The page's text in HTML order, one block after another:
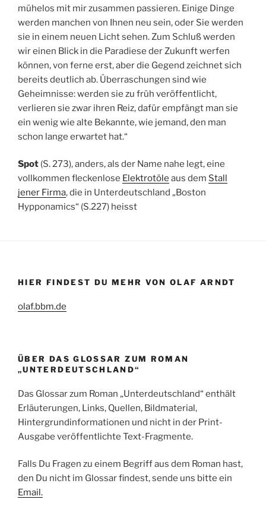
mühelos mit mir zusammen passieren. Einige Dinge
werden manchen von Ihnen neu sein, oder Sie werden
sie in einem neuen Licht sehen. Zum Schluß werden
wir einen Blick in die Paradiese der Zukunft werfen
können, von ferne erst, aber die Gegend zeichnet sich
bereits deutlich ab. Überraschungen sind wie
Geheimnisse: werden sie zu früh veröffentlicht,
verlieren sie zwar ihren Reiz, dafür empfängt man sie
ein wenig wie alte Bekannte, wie jemand, den man
schon lange erwartet hat.“
Spot (S. 273), anders, als der Name nahe legt, eine
vollkommen fleckenlose Elektrotöle aus dem Stall
jener Firma, die in Unterdeutschland „Boston
Hypponamics“ (S.227) heisst
HIER FINDEST DU MEHR VON OLAF ARNDT
olaf.bbm.de
ÜBER DAS GLOSSAR ZUM ROMAN
„UNTERDEUTSCHLAND“
Das Glossar zum Roman „Unterdeutschland“ enthält
Erläuterungen, Links, Quellen, Bildmaterial,
Hintergrundinformationen und nicht in der Print-
Ausgabe veröffentlichte Text-Fragmente.
Falls Du Fragen zu einem Begriff aus dem Roman hast,
den Du nicht im Glossar findest, sende uns bitte ein
Email.